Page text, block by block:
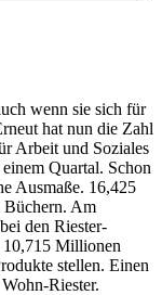
wenn sie sich für
hat nun die Zahl
Arbeit und Soziales
Quartal. Schon
Ausmaße. 16,425
Büchern. Am
den Riester-
10,715 Millionen
stellen. Einen
Riester.